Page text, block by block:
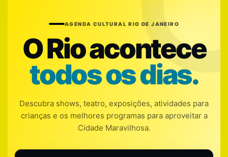
AGENDA CULTURAL RIO DE JANEIRO
O Rio acontece
todos os dias.
Descubra shows, teatro, exposições, atividades para
crianças e os melhores programas para aproveitar a
Cidade Maravilhosa.